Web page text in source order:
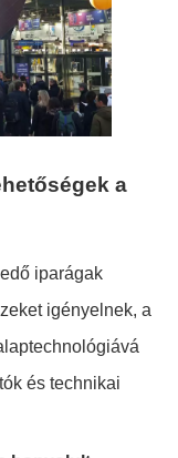
a
iparágak
igényelnek, a
és technikai